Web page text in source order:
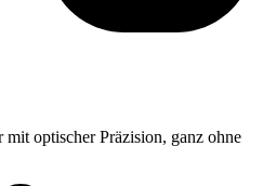
optischer Präzision, ganz ohne